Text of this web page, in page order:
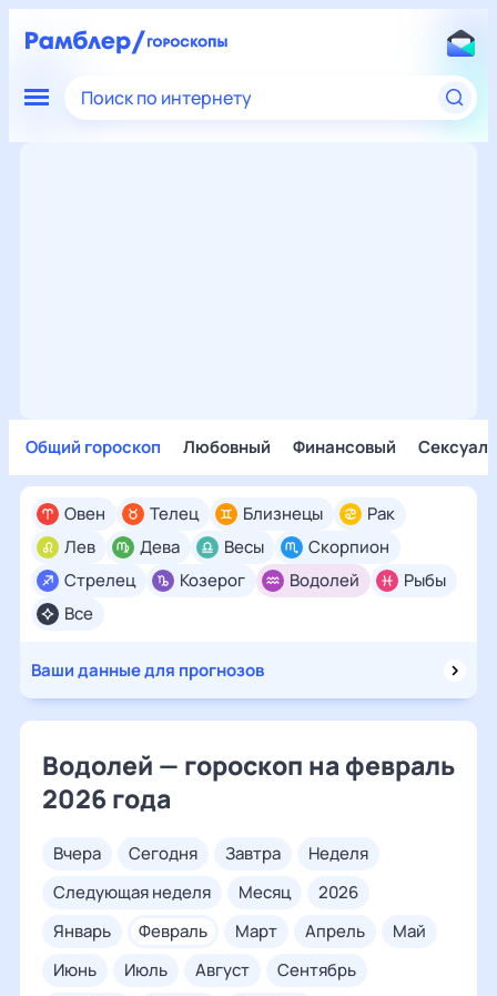
Поиск по интернету
Общий гороскоп Любовный Финансовый
Все
Овен Телец Близнецы
Рак
Лев
Дева Весы
Скорпион
Стрелец
Козерог Водолей Рыбы
Ваши данные для прогнозов
Водолей — гороскоп на февраль
2026 года
вчера сегодня завтра
неделя
следующая неделя
месяц
2026
январь
февраль март апрель
май
июнь
июль август
сентябрь